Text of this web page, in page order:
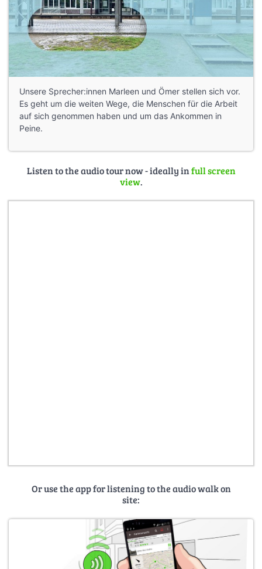
Unsere Sprecher:innen Marleen und Ömer stellen sich vor.
Es geht um die weiten Wege, die Menschen für die Arbeit
auf sich genommen haben und um das Ankommen in
Peine.
Listen to the audio tour now - ideally infull screen
view.
Or use the app for listening to the audio walk on
site: